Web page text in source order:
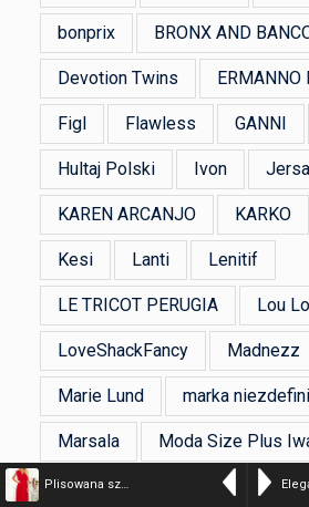
Plisowana szyfonowa sukienka 7/8 z falbankami czerwona
bonprix BRONX AND
Devotion Twins ERMANNO
Figl Flawless GANNI
Hultaj Polski Ivon Jersa
KAREN ARCANJO KARKO
Kesi Lanti Lenitif
LE TRICOT PERUGIA Lou
LoveShackFancy Madnezz
Marie Lund marka
Marsala Moda Size Plus
Moodo Numoco